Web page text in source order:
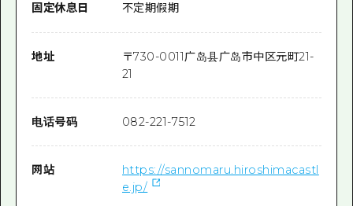
固定休息日 不定期假期
地址 〒730-0011广岛县广岛市中区元町21-
21
电话号码 082-221-7512
网站
https://sannomaru.hiroshimacastl
e.jp/